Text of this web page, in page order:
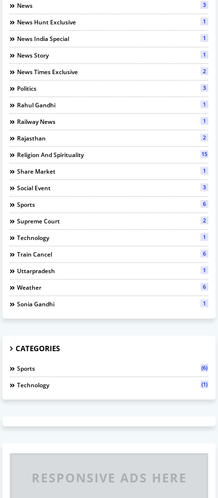
News 3
News Hunt Exclusive 1
News India Special 1
News Story 1
News Times Exclusive 2
Politics 3
Rahul Gandhi 1
Railway News 1
Rajasthan 2
Religion And Spirituality 15
Share Market 1
Social Event 3
Sports 6
Supreme Court 2
Technology 1
Train Cancel 6
Uttarpradesh 1
Weather 6
Sonia Gandhi 1
CATEGORIES
Sports (6)
Technology (1)
RESPONSIVE ADS HERE